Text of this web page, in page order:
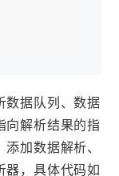
数据队列、数据
向解析结果的指
加数据解析、
器，具体代码如